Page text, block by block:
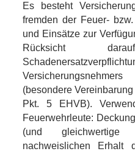
Es besteht
fremden der Feuer-
und Einsätze zur
Rücksicht
(besondere
Pkt. 5 EHVB).
Feuerwehrleute:
(und
nachweislichen Erhalt